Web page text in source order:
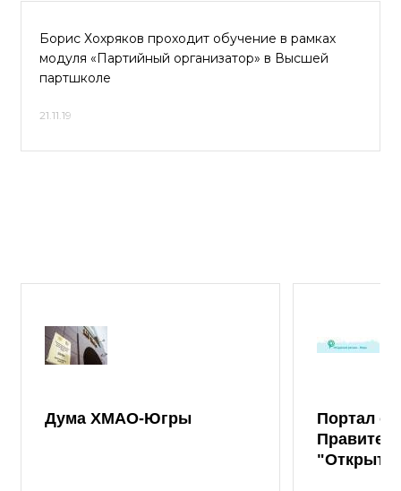
Борис Хохряков проходит обучение в рамках
модуля «Партийный организатор» в Высшей
партшколе
21.11.19
Дума ХМАО-Югры
Портал